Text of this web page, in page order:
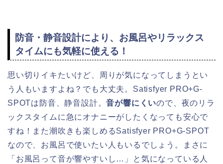
防音・静音設計により、お風呂やリラックス
タイムにも気軽に使える！
思い切りイキたいけど、周りが気になってしまうとい
う人もいますよね？でも大丈夫。Satisfyer PRO+G-
SPOTは防音、静音設計。音が響にくいので、夜のリラ
ックスタイムに急にオナニーがしたくなっても安心で
すね！また潮吹きも楽しめるSatisfyer PRO+G-SPOT
なので、お風呂で使いたい人もいるでしょう。まさに
「お風呂って音が響やすいし…」と気になっている人